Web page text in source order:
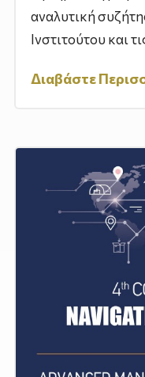
αναλυτική
Ινστιτούτου και
Διαβάστε